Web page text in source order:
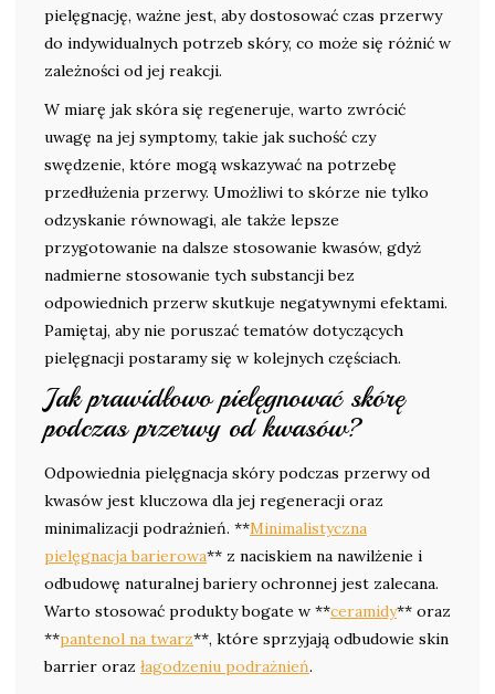
pielęgnację, ważne jest, aby dostosować czas przerwy
do indywidualnych potrzeb skóry, co może się różnić w
zależności od jej reakcji.
W miarę jak skóra się regeneruje, warto zwrócić
uwagę na jej symptomy, takie jak suchość czy
swędzenie, które mogą wskazywać na potrzebę
przedłużenia przerwy. Umożliwi to skórze nie tylko
odzyskanie równowagi, ale także lepsze
przygotowanie na dalsze stosowanie kwasów, gdyż
nadmierne stosowanie tych substancji bez
odpowiednich przerw skutkuje negatywnymi efektami.
Pamiętaj, aby nie poruszać tematów dotyczących
pielęgnacji postaramy się w kolejnych częściach.
Jak prawidłowo pielęgnować skórę
podczas przerwy od kwasów?
Odpowiednia pielęgnacja skóry podczas przerwy od
kwasów jest kluczowa dla jej regeneracji oraz
minimalizacji podrażnień. **Minimalistyczna
pielęgnacja barierowa** z naciskiem na nawilżenie i
odbudowę naturalnej bariery ochronnej jest zalecana.
Warto stosować produkty bogate w **ceramidy** oraz
**pantenol na twarz**, które sprzyjają odbudowie skin
barrier oraz łagodzeniu podrażnień.